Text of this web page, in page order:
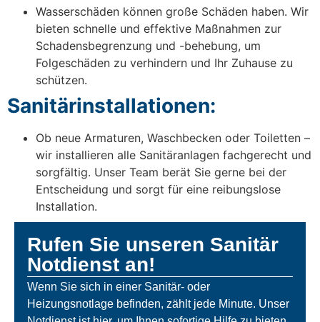
Wasserschäden können große Schäden haben. Wir
bieten schnelle und effektive Maßnahmen zur
Schadensbegrenzung und -behebung, um
Folgeschäden zu verhindern und Ihr Zuhause zu
schützen.
Sanitärinstallationen:
Ob neue Armaturen, Waschbecken oder Toiletten –
wir installieren alle Sanitäranlagen fachgerecht und
sorgfältig. Unser Team berät Sie gerne bei der
Entscheidung und sorgt für eine reibungslose
Installation.
Rufen Sie unseren Sanitär
Notdienst an!
Wenn Sie sich in einer Sanitär- oder
Heizungsnotlage befinden, zählt jede Minute. Unser